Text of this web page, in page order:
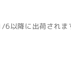
以降に出荷されま